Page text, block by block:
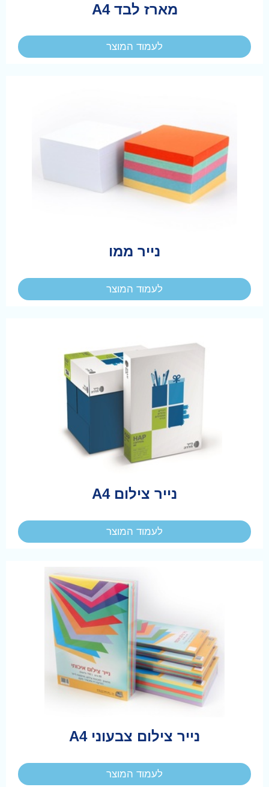
מארז לבד A4
לעמוד המוצר
נייר ממו
לעמוד המוצר
נייר צילום A4
לעמוד המוצר
נייר צילום צבעוני A4
לעמוד המוצר